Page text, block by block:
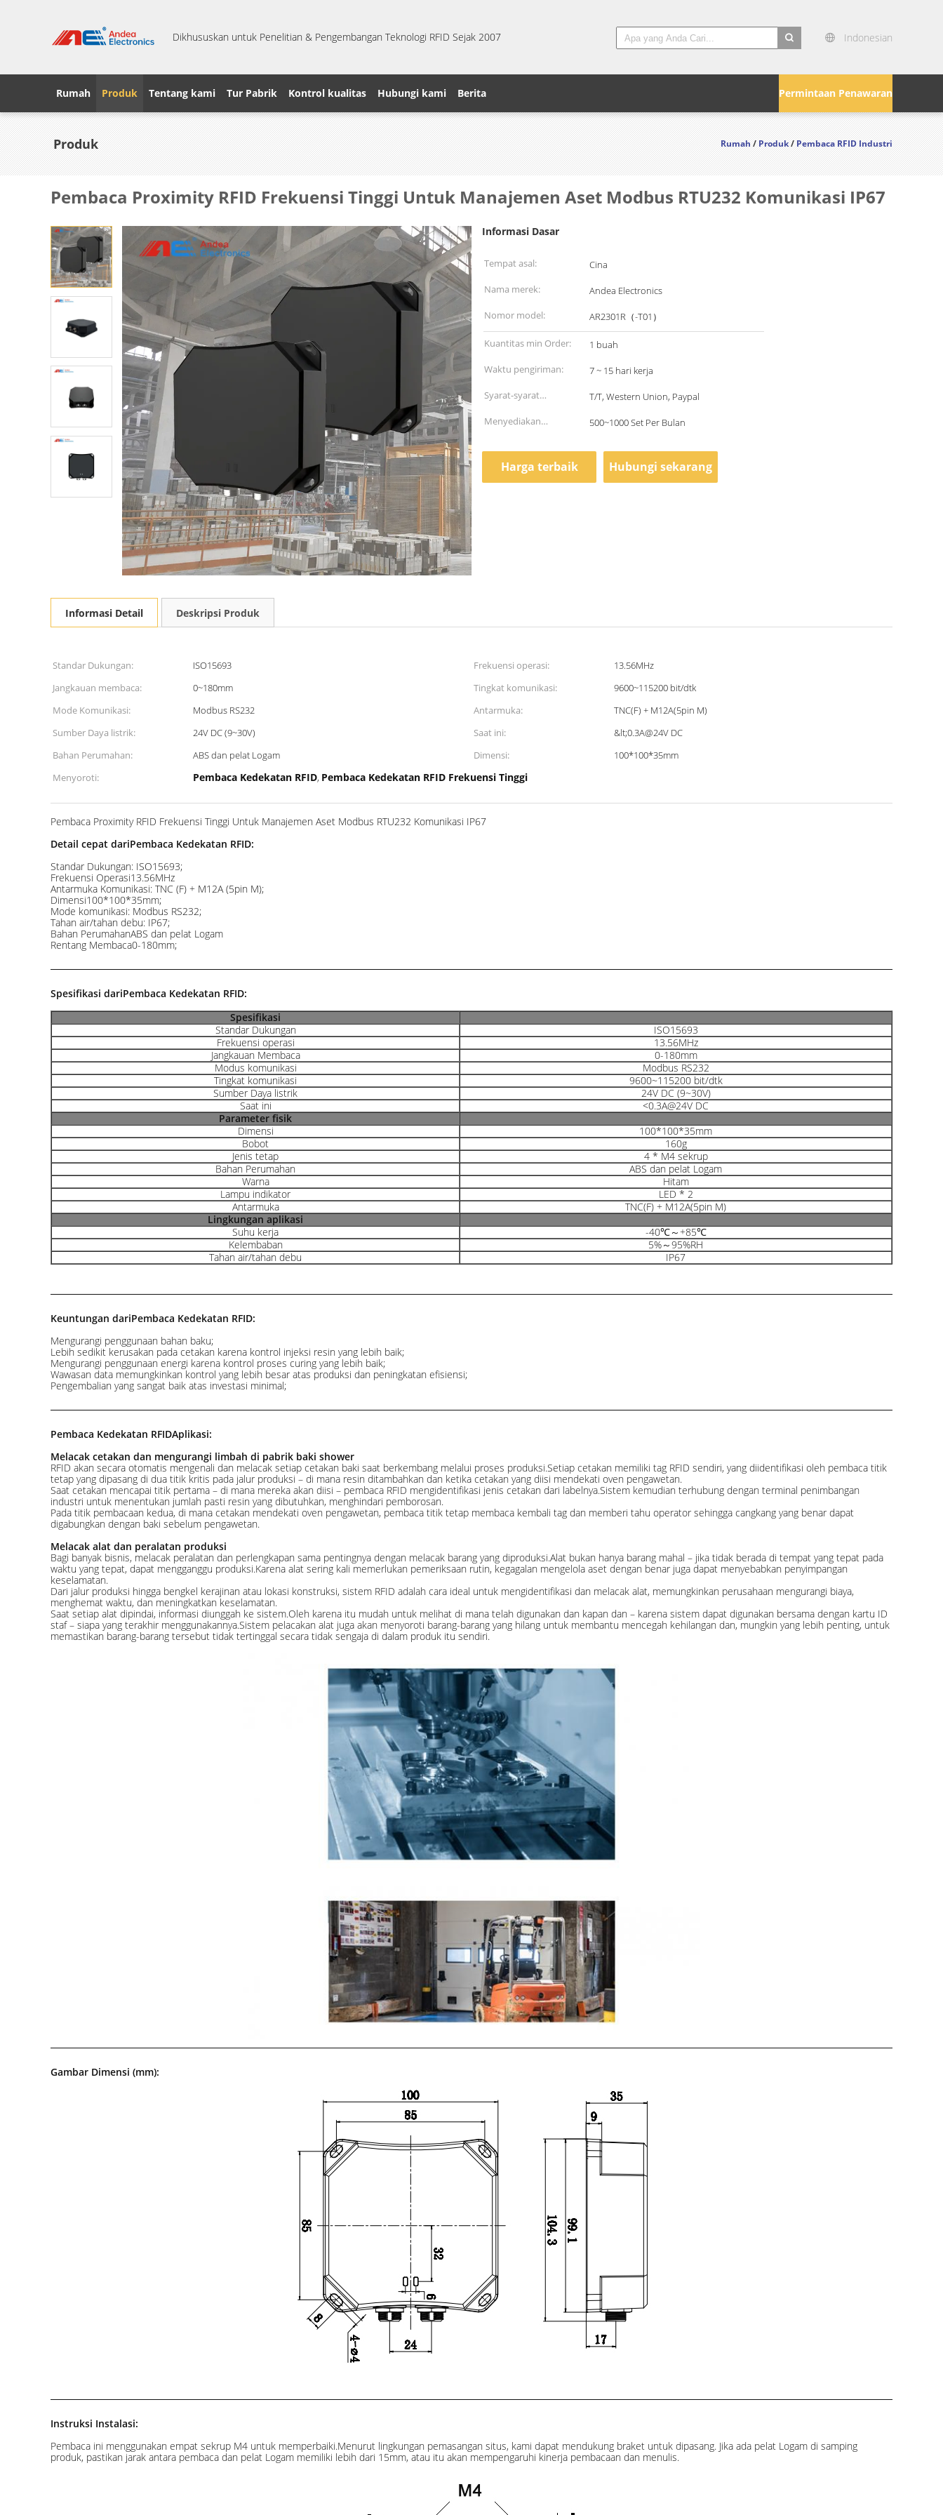
Dikhususkan untuk Penelitian & Pengembangan Teknologi RFID Sejak 2007
Indonesian
Permintaan Penawaran
Rumah Produk Tentang kami Tur Pabrik Kontrol kualitas Hubungi kami Berita
Produk Rumah/Produk/Pembaca RFID Industri
Pembaca Proximity RFID Frekuensi Tinggi Untuk Manajemen Aset Modbus RTU232 Komunikasi IP67
Informasi Dasar
Tempat asal:
Cina
Nama merek:
Andea Electronics
Nomor model:
AR2301R（-T01）
Kuantitas min Order:
1 buah
Waktu pengiriman:
7 ~ 15 hari kerja
Syarat-syarat
pembayaran:
T/T, Western Union, Paypal
Menyediakan
500~1000 Set Per Bulan
Harga terbaik Hubungi sekarang
Informasi Detail Deskripsi Produk
Standar Dukungan: ISO15693 Frekuensi operasi:
13.56MHz
Jangkauan membaca:
0~180mm Tingkat komunikasi:
9600~115200 bit/dtk
Mode Komunikasi:
Modbus RS232 Antarmuka:
TNC(F) + M12A(5pin M)
Sumber Daya listrik:
24V DC (9~30V) Saat ini:
&lt;0.3A@24V DC
Bahan Perumahan:
ABS dan pelat Logam Dimensi:
100*100*35mm
Menyoroti:
Pembaca Kedekatan RFID, Pembaca Kedekatan RFID Frekuensi Tinggi
Pembaca Proximity RFID Frekuensi Tinggi Untuk Manajemen Aset Modbus RTU232 Komunikasi IP67
Detail cepat dariPembaca Kedekatan RFID:
Standar Dukungan: ISO15693;
Frekuensi Operasi13.56MHz
Antarmuka Komunikasi: TNC (F) + M12A (5pin M);
Dimensi100*100*35mm;
Mode komunikasi: Modbus RS232;
Tahan air/tahan debu: IP67;
Bahan PerumahanABS dan pelat Logam
Rentang Membaca0-180mm;
Spesifikasi dariPembaca Kedekatan RFID:
Spesifikasi
Standar Dukungan
ISO15693
Frekuensi operasi
13.56MHz
Jangkauan Membaca
0-180mm
Modus komunikasi
Modbus RS232
Tingkat komunikasi
9600~115200 bit/dtk
Sumber Daya listrik
24V DC (9~30V)
Saat ini
<0.3A@24V DC
Parameter fisik
Dimensi
100*100*35mm
Bobot
160g
Jenis tetap
4 * M4 sekrup
Bahan Perumahan
ABS dan pelat Logam
Warna
Hitam
Lampu indikator
LED * 2
Antarmuka
TNC(F) + M12A(5pin M)
Lingkungan aplikasi
Suhu kerja
-40℃～+85℃
Kelembaban
5%～95%RH
Tahan air/tahan debu
IP67
Keuntungan dariPembaca Kedekatan RFID:
Mengurangi penggunaan bahan baku;
Lebih sedikit kerusakan pada cetakan karena kontrol injeksi resin yang lebih baik;
Mengurangi penggunaan energi karena kontrol proses curing yang lebih baik;
Wawasan data memungkinkan kontrol yang lebih besar atas produksi dan peningkatan efisiensi;
Pengembalian yang sangat baik atas investasi minimal;
Pembaca Kedekatan RFIDAplikasi:
Melacak cetakan dan mengurangi limbah di pabrik baki shower
RFID akan secara otomatis mengenali dan melacak setiap cetakan baki saat berkembang melalui proses produksi.Setiap cetakan memiliki tag RFID sendiri, yang diidentifikasi oleh pembaca titik
tetap yang dipasang di dua titik kritis pada jalur produksi – di mana resin ditambahkan dan ketika cetakan yang diisi mendekati oven pengawetan.
Saat cetakan mencapai titik pertama – di mana mereka akan diisi – pembaca RFID mengidentifikasi jenis cetakan dari labelnya.Sistem kemudian terhubung dengan terminal penimbangan
industri untuk menentukan jumlah pasti resin yang dibutuhkan, menghindari pemborosan.
Pada titik pembacaan kedua, di mana cetakan mendekati oven pengawetan, pembaca titik tetap membaca kembali tag dan memberi tahu operator sehingga cangkang yang benar dapat
digabungkan dengan baki sebelum pengawetan.
Melacak alat dan peralatan produksi
Bagi banyak bisnis, melacak peralatan dan perlengkapan sama pentingnya dengan melacak barang yang diproduksi.Alat bukan hanya barang mahal – jika tidak berada di tempat yang tepat pada
waktu yang tepat, dapat mengganggu produksi.Karena alat sering kali memerlukan pemeriksaan rutin, kegagalan mengelola aset dengan benar juga dapat menyebabkan penyimpangan
keselamatan.
Dari jalur produksi hingga bengkel kerajinan atau lokasi konstruksi, sistem RFID adalah cara ideal untuk mengidentifikasi dan melacak alat, memungkinkan perusahaan mengurangi biaya,
menghemat waktu, dan meningkatkan keselamatan.
Saat setiap alat dipindai, informasi diunggah ke sistem.Oleh karena itu mudah untuk melihat di mana telah digunakan dan kapan dan – karena sistem dapat digunakan bersama dengan kartu ID
staf – siapa yang terakhir menggunakannya.Sistem pelacakan alat juga akan menyoroti barang-barang yang hilang untuk membantu mencegah kehilangan dan, mungkin yang lebih penting, untuk
memastikan barang-barang tersebut tidak tertinggal secara tidak sengaja di dalam produk itu sendiri.
Gambar Dimensi (mm):
Instruksi Instalasi:
Pembaca ini menggunakan empat sekrup M4 untuk memperbaiki.Menurut lingkungan pemasangan situs, kami dapat mendukung braket untuk dipasang. Jika ada pelat Logam di samping
produk, pastikan jarak antara pembaca dan pelat Logam memiliki lebih dari 15mm, atau itu akan mempengaruhi kinerja pembacaan dan menulis.